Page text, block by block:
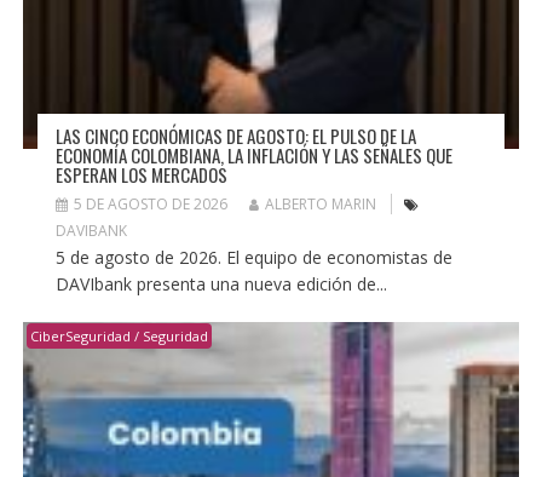
LAS CINCO ECONÓMICAS DE AGOSTO: EL PULSO DE LA
ECONOMÍA COLOMBIANA, LA INFLACIÓN Y LAS SEÑALES QUE
ESPERAN LOS MERCADOS
5 DE AGOSTO DE 2026
ALBERTO MARIN
DAVIBANK
5 de agosto de 2026. El equipo de economistas de
DAVIbank presenta una nueva edición de...
CiberSeguridad / Seguridad